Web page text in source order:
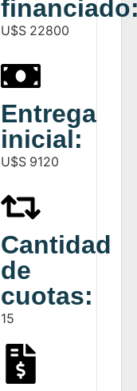
U$S 22800
Entrega
inicial:
U$S 9120
Cantidad
de
cuotas:
15